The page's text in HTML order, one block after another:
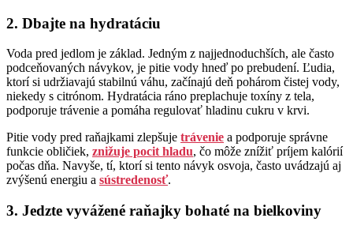
2. Dbajte na hydratáciu
Voda pred jedlom je základ. Jedným z najjednoduchších, ale často
podceňovaných návykov, je pitie vody hneď po prebudení. Ľudia,
ktorí si udržiavajú stabilnú váhu, začínajú deň pohárom čistej vody,
niekedy s citrónom. Hydratácia ráno preplachuje toxíny z tela,
podporuje trávenie a pomáha regulovať hladinu cukru v krvi.
Pitie vody pred raňajkami zlepšuje trávenie a podporuje správne
funkcie obličiek, znižuje pocit hladu, čo môže znížiť príjem kalórií
počas dňa. Navyše, tí, ktorí si tento návyk osvoja, často uvádzajú aj
zvýšenú energiu a sústredenosť.
3. Jedzte vyvážené raňajky bohaté na bielkoviny